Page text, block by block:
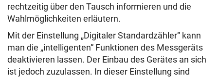
rechtzeitig über den Tausch informieren und die
Wahlmöglichkeiten erläutern.
Mit der Einstellung „Digitaler Standardzähler“ kann
man die „intelligenten“ Funktionen des Messgeräts
deaktivieren lassen. Der Einbau des Gerätes an sich
ist jedoch zuzulassen. In dieser Einstellung sind